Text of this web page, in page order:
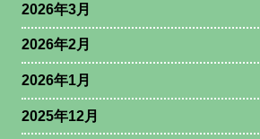
2026年3月
2026年2月
2026年1月
2025年12月